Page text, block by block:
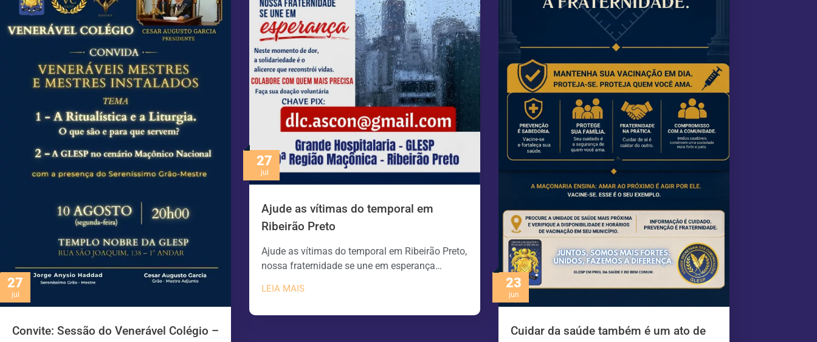
27
jul
Convite: Sessão do Venerável Colégio –
27
jul
Ajude as vítimas do temporal em
Ribeirão Preto
Ajude as vítimas do temporal em Ribeirão Preto,
nossa fraternidade se une em esperança…
LEIA MAIS 23
jun
Cuidar da saúde também é um ato de